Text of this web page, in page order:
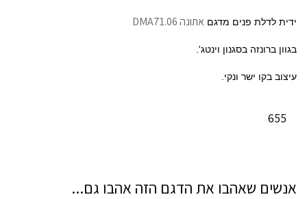
ידית לדלת פנים מדגם אתונהDMA71.06
בגוון ברונזה בסגנון וינטג'.
עיצוב בקו ישר ונקי.
655
אנשים שאהבו את הדגם הזה אהבו גם...